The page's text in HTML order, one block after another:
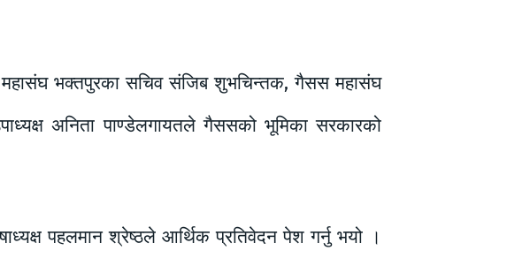
महासंघ भक्तपुरका सचिव संजिब शुभचिन्तक, गैसस महासंघ
अनिता पाण्डेलगायतले गैससको भूमिका सरकारको
पहलमान श्रेष्ठले आर्थिक प्रतिवेदन पेश गर्नु भयो ।